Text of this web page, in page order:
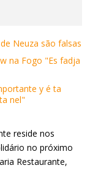
Neuza são falsas
na Fogo "Es fadja
y é ta
nel"
reside nos
no próximo
Restaurante,